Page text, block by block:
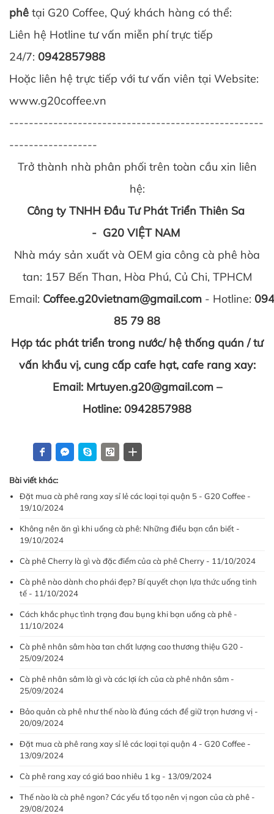
phê tại G20 Coffee, Quý khách hàng có thể:
Liên hệ Hotline tư vấn miễn phí trực tiếp
24/7: 0942857988
Hoặc liên hệ trực tiếp với tư vấn viên tại Website:
www.g20coffee.vn
----------------------------------------------------
------------------
Trở thành nhà phân phối trên toàn cầu xin liên
hệ:
Công ty TNHH Đầu Tư Phát Triển Thiên Sa
- G20 VIỆT NAM
Nhà máy sản xuất và OEM gia công cà phê hòa
tan: 157 Bến Than, Hòa Phú, Củ Chi, TPHCM
Email: Coffee.g20vietnam@gmail.com - Hotline:
85 79 88
Hợp tác phát triển trong nước/ hệ thống quán / tư
vấn khẩu vị, cung cấp cafe hạt, cafe rang xay:
Email: Mrtuyen.g20@gmail.com–
Hotline: 0942857988
Bài viết khác:
Đặt mua cà phê rang xay sỉ lẻ các loại tại quận 5 - G20 Coffee -
19/10/2024
Không nên ăn gì khi uống cà phê: Những điều bạn cần biết -
19/10/2024
Cà phê Cherry là gì và đặc điểm của cà phê Cherry - 11/10/2024
Cà phê nào dành cho phái đẹp? Bí quyết chọn lựa thức uống tinh
tế - 11/10/2024
Cách khắc phục tình trạng đau bụng khi bạn uống cà phê -
11/10/2024
Cà phê nhân sâm hòa tan chất lượng cao thương thiệu G20 -
25/09/2024
Cà phê nhân sâm là gì và các lợi ích của cà phê nhân sâm -
25/09/2024
Bảo quản cà phê như thế nào là đúng cách để giữ trọn hương vị -
20/09/2024
Đặt mua cà phê rang xay sỉ lẻ các loại tại quận 4 - G20 Coffee -
13/09/2024
Cà phê rang xay có giá bao nhiêu 1 kg - 13/09/2024
Thế nào là cà phê ngon? Các yếu tố tạo nên vị ngon của cà phê -
29/08/2024